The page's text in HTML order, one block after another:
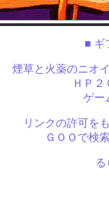
■ ギ
煙草と火薬のニオ
ＨＰ
ゲー
リンクの許可を
ＧＯＯで検
る